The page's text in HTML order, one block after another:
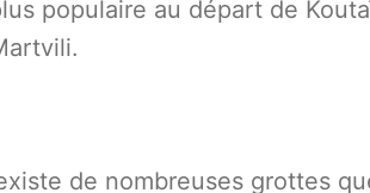
populaire au départ de
de nombreuses grottes